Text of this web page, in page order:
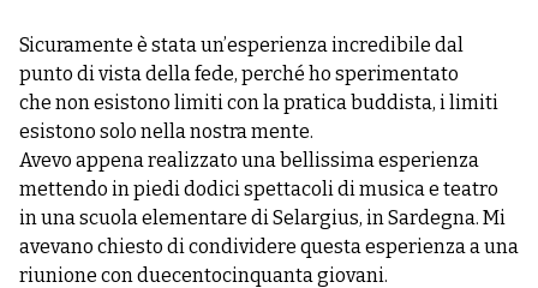
Sicuramente è stata un’esperienza incredibile dal
punto di vista della fede, perché ho sperimentato
che non esistono limiti con la pratica buddista, i limiti
esistono solo nella nostra mente.
Avevo appena realizzato una bellissima esperienza
mettendo in piedi dodici spettacoli di musica e teatro
in una scuola elementare di Selargius, in Sardegna. Mi
avevano chiesto di condividere questa esperienza a una
riunione con duecentocinquanta giovani.